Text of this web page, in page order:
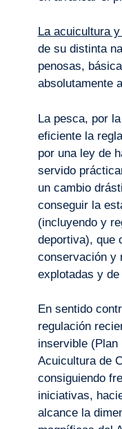
La acuicultura
de su distinta
penosas,
absolutamente
La pesca, por
eficiente la
por una ley de
servido
un cambio
conseguir la
(incluyendo y
deportiva), que
conservación y
explotadas y
En sentido
regulación
inservible (Plan
Acuicultura de
consiguiendo
iniciativas,
alcance la